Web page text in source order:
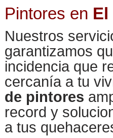
Pintores en El
Nuestros
garantizamos
incidencia que
cercanía a tu
de pintores
record y
a tus